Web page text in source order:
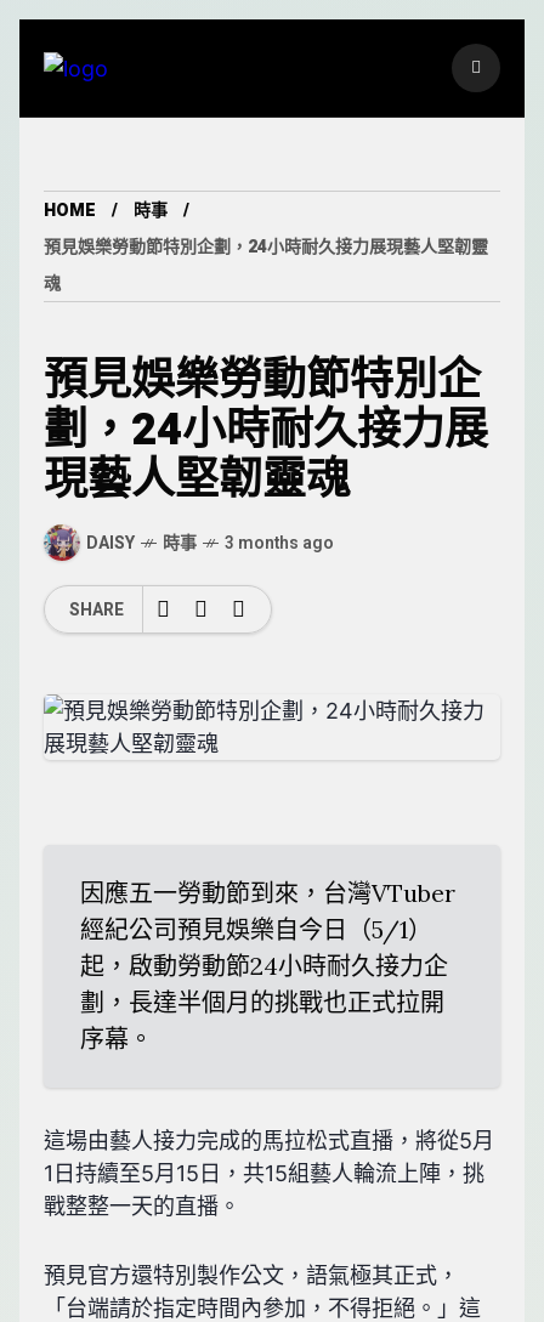
HOME
時事
預見娛樂勞動節特別企劃，24小時耐久接力展現藝人堅韌靈
魂
預見娛樂勞動節特別企
劃，24小時耐久接力展
現藝人堅韌靈魂
DAISY 時事 3 months ago
SHARE
因應五一勞動節到來，台灣VTuber
經紀公司預見娛樂自今日（5/1）
起，啟動勞動節24小時耐久接力企
劃，長達半個月的挑戰也正式拉開
序幕。
這場由藝人接力完成的馬拉松式直播，將從5月
1日持續至5月15日，共15組藝人輪流上陣，挑
戰整整一天的直播。
預見官方還特別製作公文，語氣極其正式，
「台端請於指定時間內參加，不得拒絕。」這